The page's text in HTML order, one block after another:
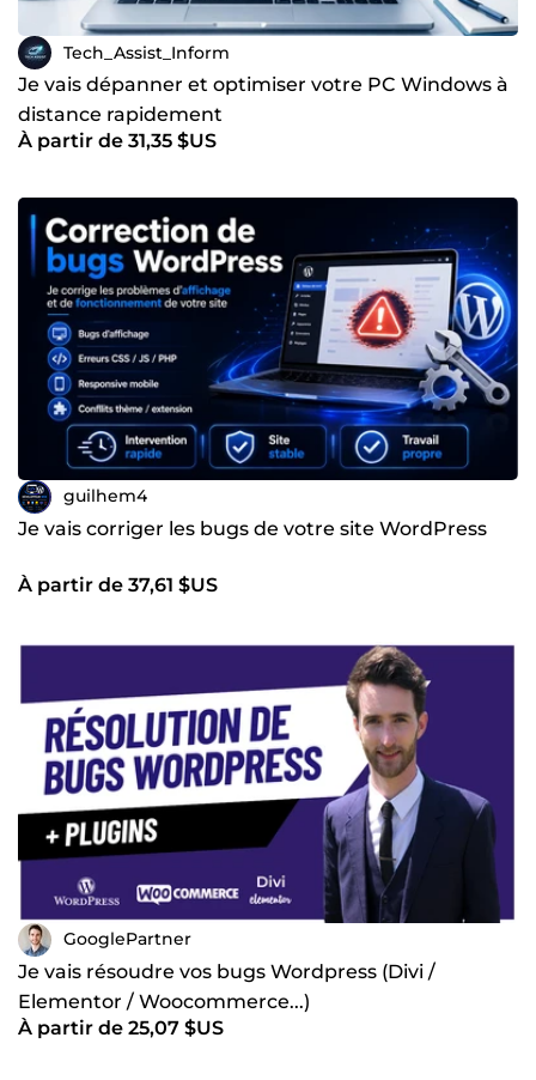
Tech_Assist_Inform
Je vais dépanner et optimiser votre PC Windows à
distance rapidement
À partir de 31,35 $US
guilhem4
Je vais corriger les bugs de votre site WordPress
À partir de 37,61 $US
GooglePartner
Je vais résoudre vos bugs Wordpress (Divi /
Elementor / Woocommerce...)
À partir de 25,07 $US